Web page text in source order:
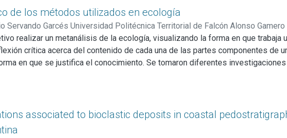
b) analizar la variabilidad de ambientes en los cuales se detectó el registro
estratigráficos y cronológicos en relación a las ocupaciones
de las distintas geoformas a los efectos de entender la temporalidad de las
dinámicas ambientales inferidas. Estas tendencias y los resultados
a escala extra-areal y regional.
de los métodos utilizados en ecología
Servando Garcés Universidad Politécnica Territorial de Falcón Alonso Gamero
Víctor Hugo;Chirinos Araque, Yamaru del Valle;Camejo López, Lyneth;
realizar un metanálisis de la ecología, visualizando la forma en que trabaja
crítica acerca del contenido de cada una de las partes componentes de
en que se justifica el conocimiento. Se tomaron diferentes investigaciones
caso estudios acerca de los organismos
postulando que en realidad el método hipotético-deductivo popperiano es
associated to bioclastic deposits in coastal